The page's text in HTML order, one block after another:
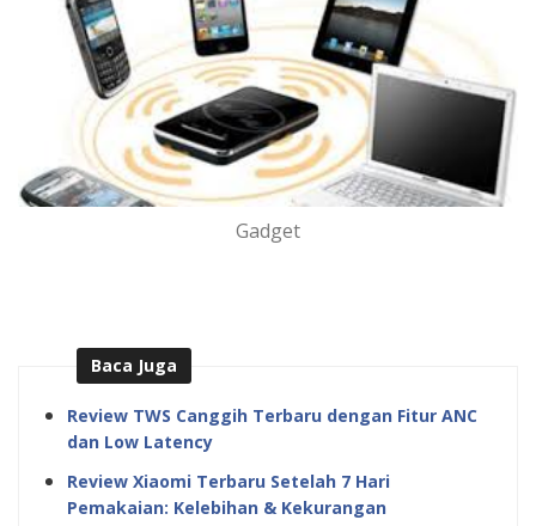
Gadget
Baca Juga
Review TWS Canggih Terbaru dengan Fitur ANC
dan Low Latency
Review Xiaomi Terbaru Setelah 7 Hari
Pemakaian: Kelebihan & Kekurangan